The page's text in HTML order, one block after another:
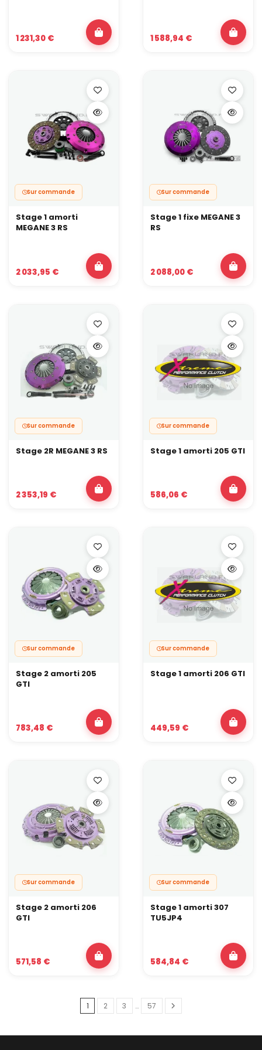
Volant moteur allégé ou kit complet embrayage +
Volant moteur allégé seul si vous restez proche d’une
presque exclusivement compétition.
Un autobloquant change-t-il vraiment le
comportement de la voiture ?
Sur une auto de drift, de rallye ou de piste, c’est souvent la pièce
qui fait le plus progresser la motricité et la régularité en sortie de
virage, à condition que le reste de la transmission et les trains
roulants soient cohérents.
1 231,30 € 1 588,94 €
Sur commande
Stage 1 amorti
MEGANE 3 RS
2 033,95 €
Sur commande
Stage 1 fixe MEGANE 3
RS
2 088,00 €
Sur commande
Stage 2R MEGANE 3 RS
2 353,19 €
Sur commande
Stage 1 amorti 205 GTI
586,06 €
Sur commande
Stage 2 amorti 205
GTI
783,48 €
Sur commande
Stage 1 amorti 206 GTI
449,59 €
Sur commande
Stage 2 amorti 206
GTI
571,58 €
Sur commande
Stage 1 amorti 307
TU5JP4
584,84 €
1 2 3 … 57